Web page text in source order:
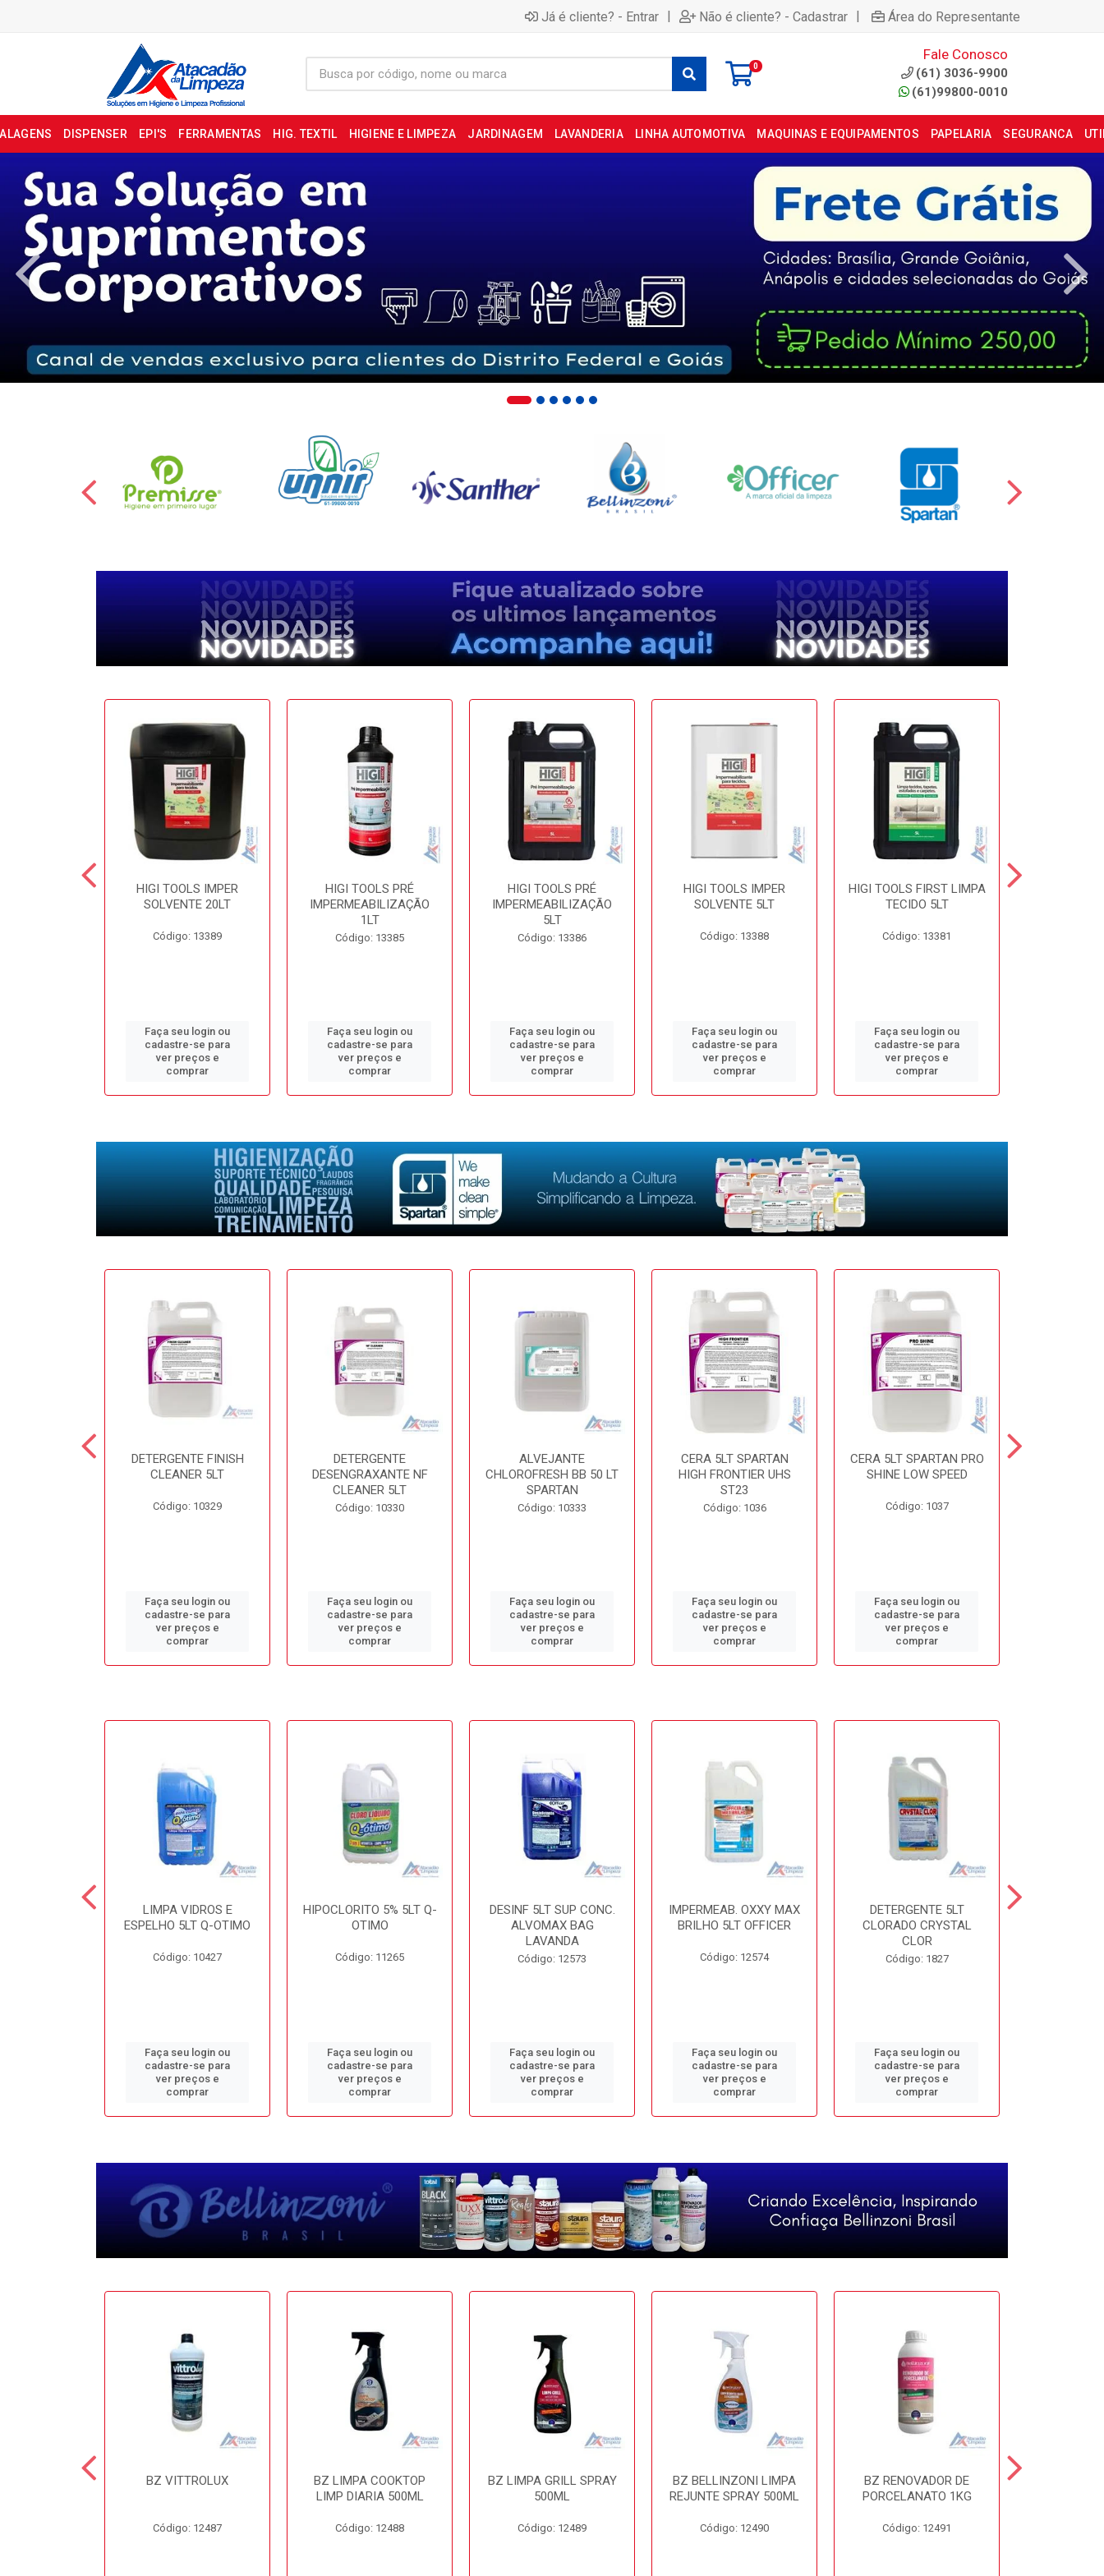
Já é cliente? - Entrar | Não é cliente? - Cadastrar | Área do Representante
0
Fale Conosco
(61) 3036-9900
(61)99800-0010
DISPENSER EPI'S FERRAMENTAS HIG. TEXTIL HIGIENE E LIMPEZA JARDINAGEM LAVANDERIA LINHA AUTOMOTIVA MAQUINAS E EQUIPAMENTOS PAPELARIA SEGURANCA
HIGI TOOLS IMPER
SOLVENTE 20LT
Código: 13389
Faça seu login ou
cadastre-se para
ver preços e
comprar
HIGI TOOLS PRÉ
IMPERMEABILIZAÇÃO
1LT
Código: 13385
Faça seu login ou
cadastre-se para
ver preços e
comprar
HIGI TOOLS PRÉ
IMPERMEABILIZAÇÃO
5LT
Código: 13386
Faça seu login ou
cadastre-se para
ver preços e
comprar
HIGI TOOLS IMPER
SOLVENTE 5LT
Código: 13388
Faça seu login ou
cadastre-se para
ver preços e
comprar
HIGI TOOLS FIRST LIMPA
TECIDO 5LT
Código: 13381
Faça seu login ou
cadastre-se para
ver preços e
comprar
DETERGENTE FINISH
CLEANER 5LT
Código: 10329
Faça seu login ou
cadastre-se para
ver preços e
comprar
DETERGENTE
DESENGRAXANTE NF
CLEANER 5LT
Código: 10330
Faça seu login ou
cadastre-se para
ver preços e
comprar
ALVEJANTE
CHLOROFRESH BB 50 LT
SPARTAN
Código: 10333
Faça seu login ou
cadastre-se para
ver preços e
comprar
CERA 5LT SPARTAN
HIGH FRONTIER UHS
ST23
Código: 1036
Faça seu login ou
cadastre-se para
ver preços e
comprar
CERA 5LT SPARTAN PRO
SHINE LOW SPEED
Código: 1037
Faça seu login ou
cadastre-se para
ver preços e
comprar
LIMPA VIDROS E
ESPELHO 5LT Q-OTIMO
Código: 10427
Faça seu login ou
cadastre-se para
ver preços e
comprar
HIPOCLORITO 5% 5LT Q-
OTIMO
Código: 11265
Faça seu login ou
cadastre-se para
ver preços e
comprar
DESINF 5LT SUP CONC.
ALVOMAX BAG
LAVANDA
Código: 12573
Faça seu login ou
cadastre-se para
ver preços e
comprar
IMPERMEAB. OXXY MAX
BRILHO 5LT OFFICER
Código: 12574
Faça seu login ou
cadastre-se para
ver preços e
comprar
DETERGENTE 5LT
CLORADO CRYSTAL
CLOR
Código: 1827
Faça seu login ou
cadastre-se para
ver preços e
comprar
BZ VITTROLUX
Código: 12487
BZ LIMPA COOKTOP
LIMP DIARIA 500ML
Código: 12488
BZ LIMPA GRILL SPRAY
500ML
Código: 12489
BZ BELLINZONI LIMPA
REJUNTE SPRAY 500ML
Código: 12490
BZ RENOVADOR DE
PORCELANATO 1KG
Código: 12491